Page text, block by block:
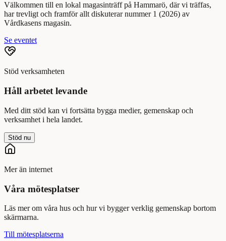
Välkommen till en lokal magasinträff på Hammarö, där vi träffas,
har trevligt och framför allt diskuterar nummer 1 (2026) av
Vårdkasens magasin.
Se eventet
Stöd verksamheten
Håll arbetet levande
Med ditt stöd kan vi fortsätta bygga medier, gemenskap och
verksamhet i hela landet.
Stöd nu
Mer än internet
Våra mötesplatser
Läs mer om våra hus och hur vi bygger verklig gemenskap bortom
skärmarna.
Till mötesplatserna